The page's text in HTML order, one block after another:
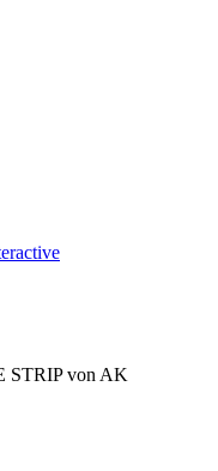
STRIP von AK